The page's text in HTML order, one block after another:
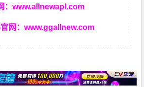
：www.allnewapl.com
网：www.ggallnew.com